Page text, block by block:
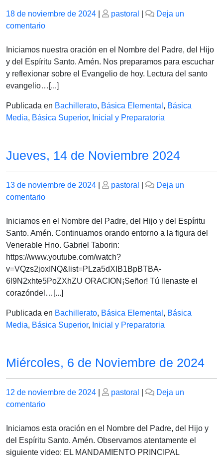
Publicado
el
18 de noviembre de 2024
Publicado
pastoral
Deja un
comentarioen
19
DE
NOVIEMBRE
DE
Iniciamos nuestra oración en el Nombre del Padre, del Hijo
y del Espíritu Santo. Amén. Nos preparamos para escuchar
y reflexionar sobre el Evangelio de hoy. Lectura del santo
evangelio…[...]
Publicada en Bachillerato, Básica Elemental , Básica
Media, Básica Superior, Inicial y Preparatoria
Jueves, 14 de Noviembre 2024
Publicado
el
13 de noviembre de 2024
Publicado
pastoral
Deja un
comentarioen
14
de
Noviembre
2024
Iniciamos en el Nombre del Padre, del Hijo y del Espíritu
Santo. Amén. Continuamos orando entorno a la figura del
Venerable Hno. Gabriel Taborin:
https://www.youtube.com/watch?
v=VQzs2joxINQ&list=PLza5dXIB1BpBTBA-
6l9N2xhte5PoZXhZU ORACION¡Señor! Tú llenaste el
corazóndel…[...]
Publicada en Bachillerato, Básica Elemental , Básica
Media, Básica Superior, Inicial y Preparatoria
Miércoles, 6 de Noviembre de 2024
Publicado
el
12 de noviembre de 2024
Publicado
pastoral
Deja un
comentarioen
6
de
Noviembre
Iniciamos esta oración en el Nombre del Padre, del Hijo y
del Espíritu Santo. Amén. Observamos atentamente el
siguiente video: EL MANDAMIENTO PRINCIPAL